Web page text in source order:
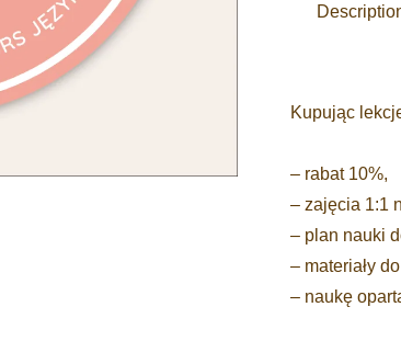
Kupując
– rabat 10%,
– zajęcia 1:1
– plan nauki
– materiały
– naukę